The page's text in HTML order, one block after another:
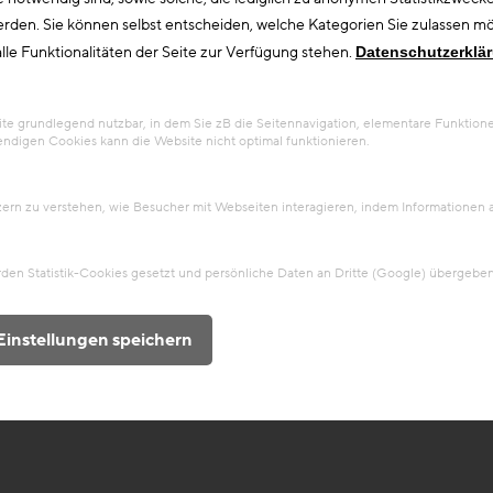
Sie können selbst entscheiden, welche Kategorien Sie zulassen
Funktionalitäten der Seite zur Verfügung stehen.
grundlegend nutzbar, in dem Sie zB die Seitennavigation, elementare
Cookies kann die Website nicht optimal funktionieren.
zu verstehen, wie Besucher mit Webseiten interagieren, indem
Statistik-Cookies gesetzt und persönliche Daten an Dritte (Google)
speichern